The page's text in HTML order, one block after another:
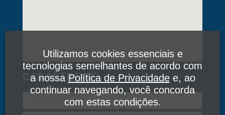
CADASTRE-SE
Utilizamos cookies essenciais e
tecnologias semelhantes de acordo com
a nossaPolítica de Privacidadee, ao
continuar navegando, você concorda
com estas condições.